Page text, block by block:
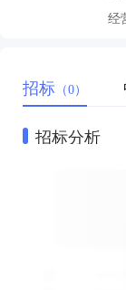
经
招标 （0）
招标分析